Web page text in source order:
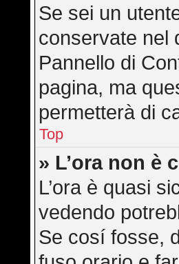
Se sei un
conservate nel
Pannello di
pagina, ma
permetterà di
Top
» L’ora non è
L’ora è quasi
vedendo
Se cosí fosse,